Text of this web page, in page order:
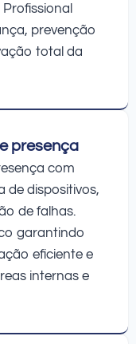
prevenção
total da
presença
com
de dispositivos,
de falhas.
garantindo
eficiente e
internas e